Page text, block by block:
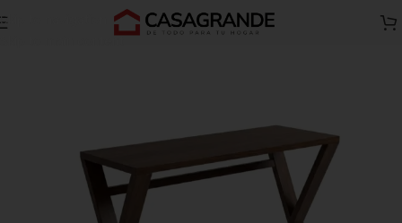
Skip to navigation
Skip to main content